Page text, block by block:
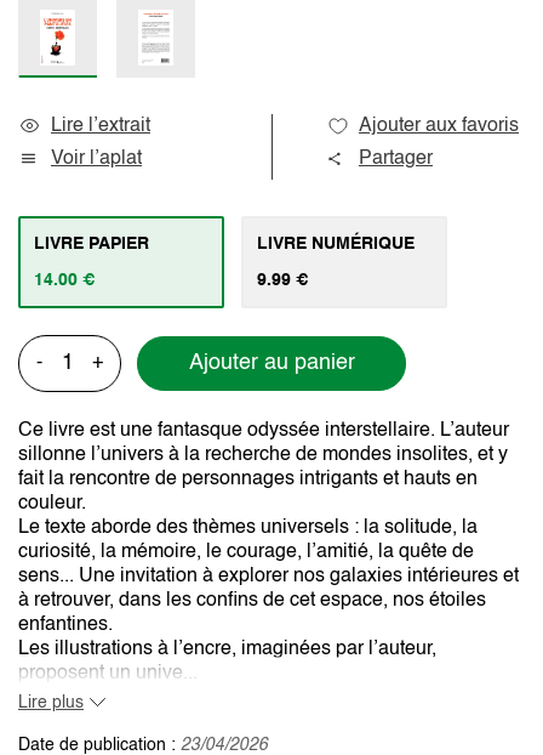
Lire l’extrait
Voir l’aplat
Ajouter aux favoris
Partager
LIVRE PAPIER
14.00 €
LIVRE NUMÉRIQUE
9.99 €
- + Ajouter au panier
Ce livre est une fantasque odyssée interstellaire. L’auteur
sillonne l’univers à la recherche de mondes insolites, et y
fait la rencontre de personnages intrigants et hauts en
couleur.
Le texte aborde des thèmes universels : la solitude, la
curiosité, la mémoire, le courage, l’amitié, la quête de
sens... Une invitation à explorer nos galaxies intérieures et
à retrouver, dans les confins de cet espace, nos étoiles
enfantines.
Les illustrations à l’encre, imaginées par l’auteur,
proposent un unive...
Lire plus
Date de publication : 23/04/2026